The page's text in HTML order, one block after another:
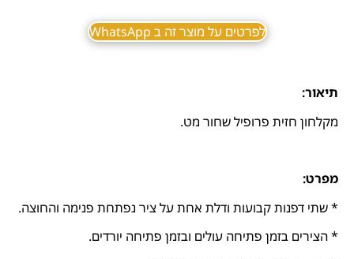
לפרטים על מוצר זה ב WhatsApp
תיאור:
מקלחון חזית פרופיל שחור מט.
מפרט:
* שתי דפנות קבועות ודלת אחת על ציר נפתחת פנימה והחוצה.
* הצירים בזמן פתיחה עולים ובזמן פתיחה יורדים.